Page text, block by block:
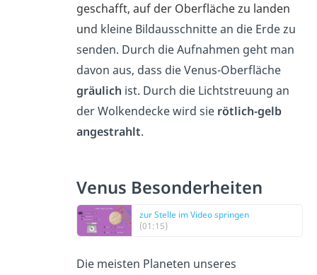
geschafft, auf der Oberfläche zu landen
und kleine Bildausschnitte an die Erde zu
senden. Durch die Aufnahmen geht man
davon aus, dass die Venus-Oberfläche
gräulich ist. Durch die Lichtstreuung an
der Wolkendecke wird sie rötlich-gelb
angestrahlt.
Venus Besonderheiten
zur Stelle im Video springen
(01:15)
Die meisten Planeten unseres